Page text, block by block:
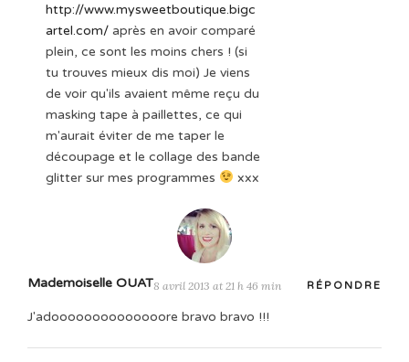
http://www.mysweetboutique.bigc
artel.com/ après en avoir comparé
plein, ce sont les moins chers ! (si
tu trouves mieux dis moi) Je viens
de voir qu'ils avaient même reçu du
masking tape à paillettes, ce qui
m'aurait éviter de me taper le
découpage et le collage des bande
glitter sur mes programmes
xxx
Mademoiselle OUAT8 avril 2013 at 21 h 46 min RÉPONDRE
J'adoooooooooooooore bravo bravo !!!